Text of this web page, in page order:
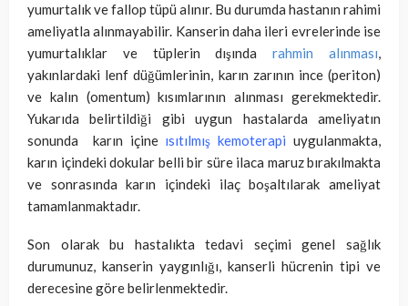
yumurtalık ve fallop tüpü alınır. Bu durumda hastanın rahimi
ameliyatla alınmayabilir. Kanserin daha ileri evrelerinde ise
yumurtalıklar ve tüplerin dışındarahmin alınması,
yakınlardaki lenf düğümlerinin, karın zarının ince (periton)
ve kalın (omentum) kısımlarının alınması gerekmektedir.
Yukarıda belirtildiği gibi uygun hastalarda ameliyatın
sonunda karın içine ısıtılmış kemoterapi uygulanmakta,
karın içindeki dokular belli bir süre ilaca maruz bırakılmakta
ve sonrasında karın içindeki ilaç boşaltılarak ameliyat
tamamlanmaktadır.
Son olarak bu hastalıkta tedavi seçimi genel sağlık
durumunuz, kanserin yaygınlığı, kanserli hücrenin tipi ve
derecesine göre belirlenmektedir.